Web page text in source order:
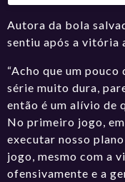
Autora da bola
sentiu após a vitória
“Acho que um
série muito dura,
então é um alívio de
No primeiro jogo,
executar nosso
jogo, mesmo com a
ofensivamente e a